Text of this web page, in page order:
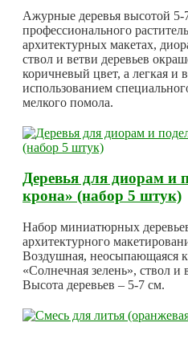
Ажурные деревья высотой 5-
профессионального
архитектурных макетах,
ствол и ветви деревьев
коричневый цвет, а легкая и
использованием
мелкого помола.
Деревья для диорам и
крона» (набор 5 штук)
Набор миниатюрных
архитектурного
Воздушная, неосыпающаяся
«Солнечная зелень», ствол и
Высота деревьев – 5-7 см.